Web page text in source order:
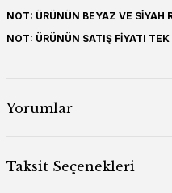
NOT: ÜRÜNÜN BEYAZ VE SİYAH
NOT: ÜRÜNÜN SATIŞ FİYATI
Yorumlar
Taksit Seçenekleri